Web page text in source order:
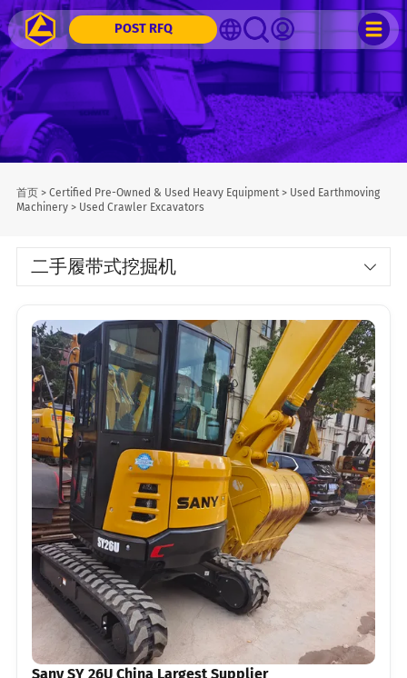
POST RFQ
首页> Certified Pre-Owned & Used Heavy Equipment> Used Earthmoving
Machinery> Used Crawler Excavators
二手履带式挖掘机
Sany SY 26U China Largest Supplier